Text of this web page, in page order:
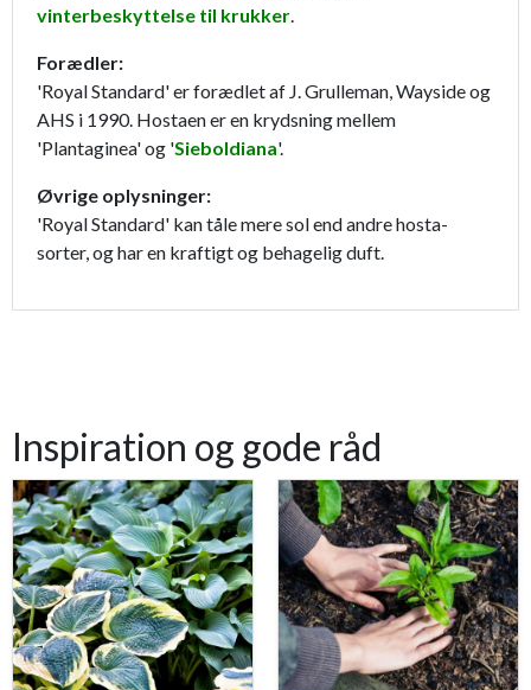
vinterbeskyttelse til krukker.
Forædler:
'Royal Standard' er forædlet af J. Grulleman, Wayside og
AHS i 1990. Hostaen er en krydsning mellem
'Plantaginea' og 'Sieboldiana'.
Øvrige oplysninger:
'Royal Standard' kan tåle mere sol end andre hosta-
sorter, og har en kraftigt og behagelig duft.
Inspiration og gode råd